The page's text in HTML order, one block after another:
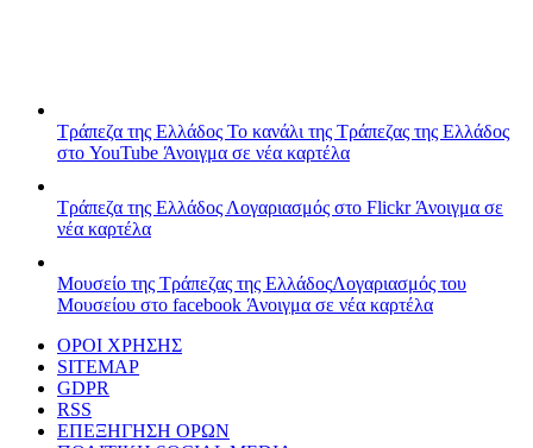
Τράπεζα της Ελλάδος Το κανάλι της Τράπεζας της Ελλάδος
στο YouTube Άνοιγμα σε νέα καρτέλα
Τράπεζα της Ελλάδος Λογαριασμός στο FlickrΆνοιγμα σε
νέα καρτέλα
Μουσείο της Τράπεζας της ΕλλάδοςΛογαριασμός του
Μουσείου στο facebook Άνοιγμα σε νέα καρτέλα
ΟΡΟΙ ΧΡΗΣΗΣ
SITEMAP
GDPR
RSS
ΕΠΕΞΗΓΗΣΗ ΟΡΩΝ